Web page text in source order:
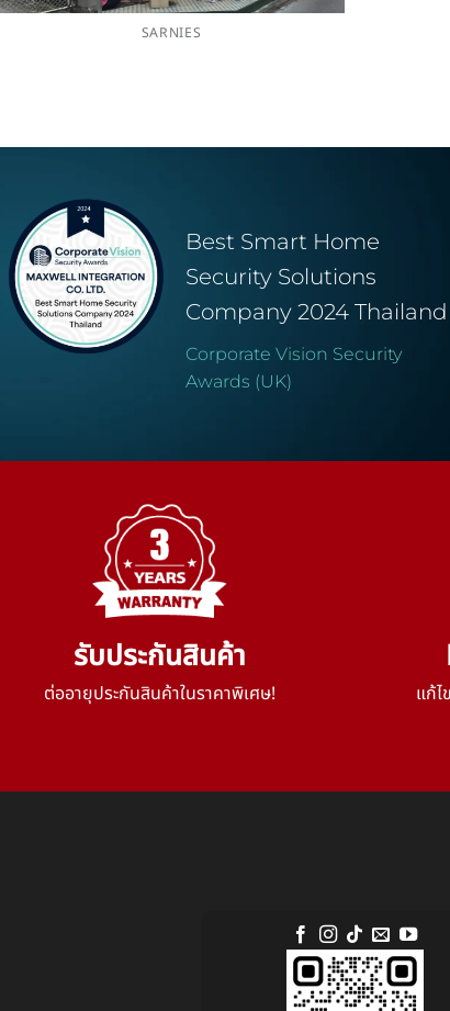
SARNIES
Best Smart Home
Security Solutions
Company 2024 Thailand
Corporate Vision Security
Awards (UK)
รับประกันสินค้า
ต่ออายุประกันสินค้าในราคาพิเศษ! แก้